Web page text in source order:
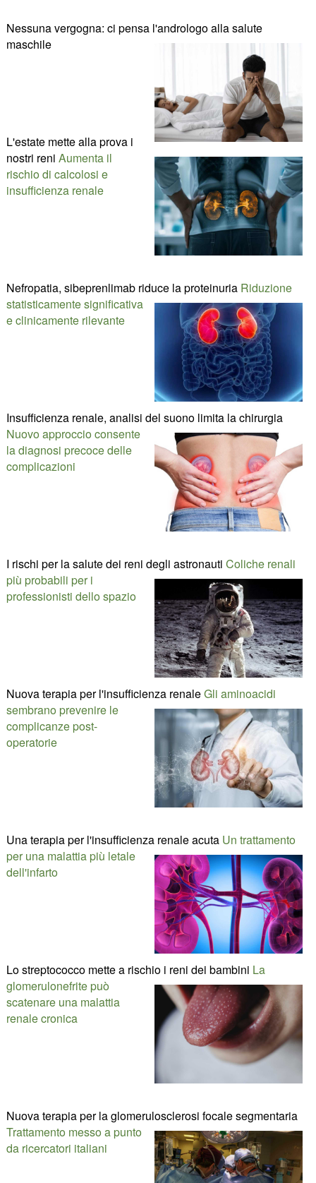
Nessuna vergogna: ci pensa l'andrologo alla salute
maschile
L'estate mette alla prova i
nostri reni Aumenta il
rischio di calcolosi e
insufficienza renale
Nefropatia, sibeprenlimab riduce la proteinuria Riduzione
statisticamente significativa
e clinicamente rilevante
Insufficienza renale, analisi del suono limita la chirurgia
Nuovo approccio consente
la diagnosi precoce delle
complicazioni
I rischi per la salute dei reni degli astronauti Coliche renali
più probabili per i
professionisti dello spazio
Nuova terapia per l'insufficienza renaleGli aminoacidi
sembrano prevenire le
complicanze post-
operatorie
Una terapia per l'insufficienza renale acuta Un trattamento
per una malattia più letale
dell'infarto
Lo streptococco mette a rischio i reni dei bambini La
glomerulonefrite può
scatenare una malattia
renale cronica
Nuova terapia per la glomerulosclerosi focale segmentaria
Trattamento messo a punto
da ricercatori italiani